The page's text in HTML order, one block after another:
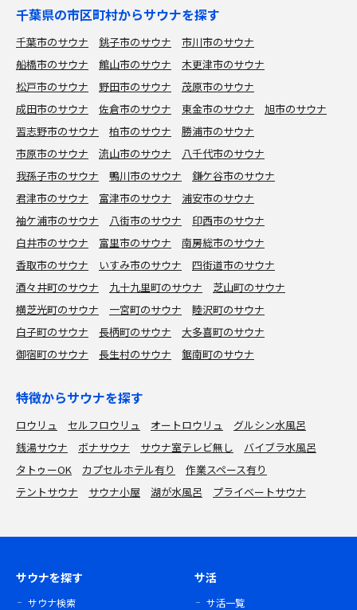
千葉県の市区町村からサウナを探す
千葉市のサウナ 銚子市のサウナ
市川市のサウナ
船橋市のサウナ
館山市のサウナ
木更津市のサウナ
松戸市のサウナ
野田市のサウナ
茂原市のサウナ
成田市のサウナ
佐倉市のサウナ 東金市のサウナ
旭市のサウナ
習志野市のサウナ
柏市のサウナ
勝浦市のサウナ
市原市のサウナ
流山市のサウナ
八千代市のサウナ
我孫子市のサウナ
鴨川市のサウナ
鎌ケ谷市のサウナ
君津市のサウナ
富津市のサウナ
浦安市のサウナ
袖ケ浦市のサウナ
八街市のサウナ
印西市のサウナ
白井市のサウナ
富里市のサウナ
南房総市のサウナ
香取市のサウナ
いすみ市のサウナ
四街道市のサウナ
酒々井町のサウナ
九十九里町のサウナ
芝山町のサウナ
横芝光町のサウナ
一宮町のサウナ
睦沢町のサウナ
白子町のサウナ
長柄町のサウナ
大多喜町のサウナ
御宿町のサウナ
長生村のサウナ 鋸南町のサウナ
特徴からサウナを探す
ロウリュ セルフロウリュ オートロウリュ
グルシン水風呂
銭湯サウナ
ボナサウナ サウナ室テレビ無し
バイブラ水風呂
タトゥーOK
カプセルホテル有り
作業スペース有り
テントサウナ
サウナ小屋 湖が水風呂 プライベートサウナ
サウナを探す
サウナ検索
サ活
サ活一覧